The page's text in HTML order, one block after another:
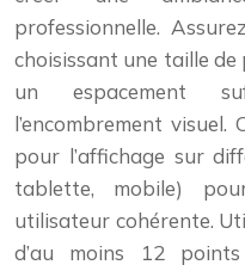
professionnelle.
choisissant une taille
un espacement
l’encombrement
pour l’affichage sur
tablette, mobile)
utilisateur cohérente.
d’au moins 12